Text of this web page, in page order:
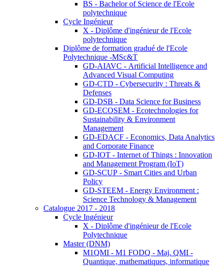
BS - Bachelor of Science de l'Ecole
polytechnique
Cycle Ingénieur
X - Diplôme d'ingénieur de l'Ecole
polytechnique
Diplôme de formation gradué de l'Ecole
Polytechnique -MSc&T
GD-AIAVC - Artificial Intelligence and
Advanced Visual Computing
GD-CTD - Cybersecurity : Threats &
Defenses
GD-DSB - Data Science for Business
GD-ECOSEM - Ecotechnologies for
Sustainability & Environment
Management
GD-EDACF - Economics, Data Analytics
and Corporate Finance
GD-IOT - Internet of Things : Innovation
and Management Program (IoT)
GD-SCUP - Smart Cities and Urban
Policy
GD-STEEM - Energy Environment :
Science Technology & Management
Catalogue 2017 - 2018
Cycle Ingénieur
X - Diplôme d'ingénieur de l'Ecole
Polytechnique
Master (DNM)
M1QMI - M1 FODQ - Maj. QMI -
Quantique, mathematiques, informatique